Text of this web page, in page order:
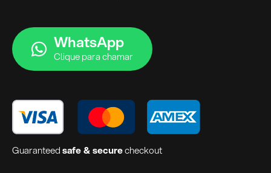
WhatsApp
Clique para chamar
Guaranteedsafe & securecheckout